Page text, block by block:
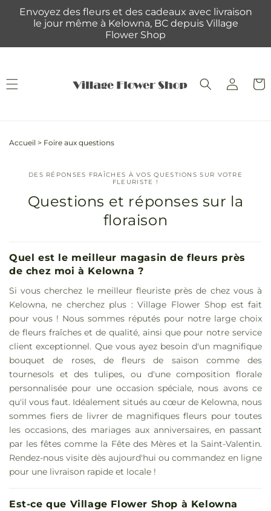
passer
Envoyez des fleurs et des cadeaux avec livraison
le jour même à Kelowna, BC depuis Village
Flower Shop
Connexion
Accueil > Foire aux questions
DES RÉPONSES FRAÎCHES À VOS QUESTIONS SUR VOTRE
FLEURISTE !
Questions et réponses sur la
floraison
Quel est le meilleur magasin de fleurs près
de chez moi à Kelowna ?
Si vous cherchez le meilleur fleuriste près de chez vous à
Kelowna, ne cherchez plus : Village Flower Shop est fait
pour vous ! Nous sommes réputés pour notre large choix
de fleurs fraîches et de qualité, ainsi que pour notre service
client exceptionnel. Que vous ayez besoin d'un magnifique
bouquet de roses, de fleurs de saison comme des
tournesols et des tulipes, ou d'une composition florale
personnalisée pour une occasion spéciale, nous avons ce
qu'il vous faut. Idéalement situés au cœur de Kelowna, nous
sommes fiers de livrer de magnifiques fleurs pour toutes
les occasions, des mariages aux anniversaires, en passant
par les fêtes comme la Fête des Mères et la Saint-Valentin.
Rendez-nous visite dès aujourd'hui ou commandez en ligne
pour une livraison rapide et locale !
Est-ce que Village Flower Shop à Kelowna